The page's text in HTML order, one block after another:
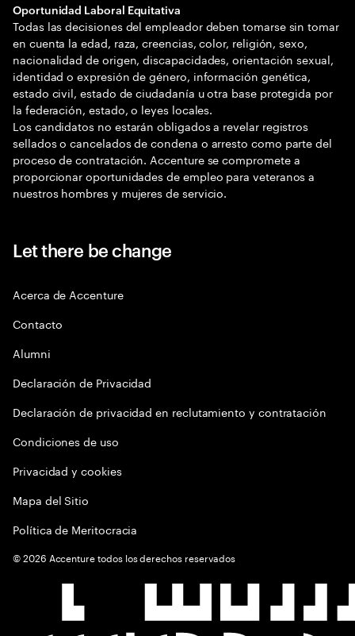
Oportunidad Laboral Equitativa
Todas las decisiones del empleador deben tomarse sin tomar
en cuenta la edad, raza, creencias, color, religión, sexo,
nacionalidad de origen, discapacidades, orientación sexual,
identidad o expresión de género, información genética,
estado civil, estado de ciudadanía u otra base protegida por
la federación, estado, o leyes locales.
Los candidatos no estarán obligados a revelar registros
sellados o cancelados de condena o arresto como parte del
proceso de contratación. Accenture se compromete a
proporcionar oportunidades de empleo para veteranos a
nuestros hombres y mujeres de servicio.
Let there be change
Acerca de Accenture
Contacto
Alumni
Declaración de Privacidad
Declaración de privacidad en reclutamiento y contratación
Condiciones de uso
Privacidad y cookies
Mapa del Sitio
Política de Meritocracia
©2026 Accenture todos los derechos reservados